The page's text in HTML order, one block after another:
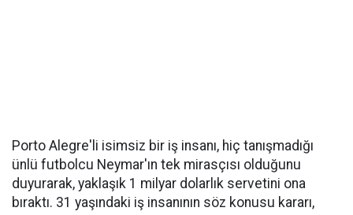
Porto Alegre'li isimsiz bir iş insanı, hiç tanışmadığı
ünlü futbolcu Neymar'ın tek mirasçısı olduğunu
duyurarak, yaklaşık 1 milyar dolarlık servetini ona
bıraktı. 31 yaşındaki iş insanının söz konusu kararı,